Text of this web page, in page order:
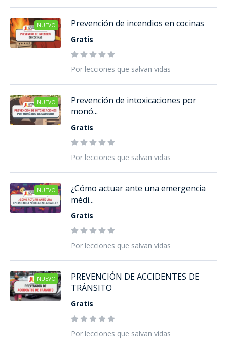
NUEVO Prevención de incendios en cocinas
Gratis
Por lecciones que salvan vidas
NUEVO
Prevención de intoxicaciones por
monó...
Gratis
Por lecciones que salvan vidas
NUEVO
¿Cómo actuar ante una emergencia
médi...
Gratis
Por lecciones que salvan vidas
NUEVO
PREVENCIÓN DE ACCIDENTES DE
TRÁNSITO
Gratis
Por lecciones que salvan vidas